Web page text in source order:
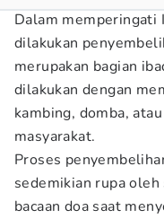
Dalam memperingati
dilakukan
merupakan bagian
dilakukan dengan
kambing, domba,
masyarakat.
Proses
sedemikian rupa
bacaan doa saat